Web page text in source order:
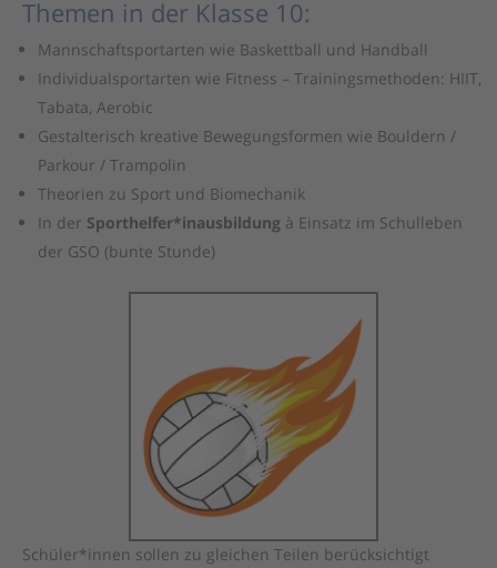
Themen in der Klasse 10:
Mannschaftsportarten wie Baskettball und Handball
Individualsportarten wie Fitness – Trainingsmethoden: HIIT,
Tabata, Aerobic
Gestalterisch kreative Bewegungsformen wie Bouldern /
Parkour / Trampolin
Theorien zu Sport und Biomechanik
In der Sporthelfer*inausbildung à Einsatz im Schulleben
der GSO (bunte Stunde)
Schüler*innen sollen zu gleichen Teilen berücksichtigt